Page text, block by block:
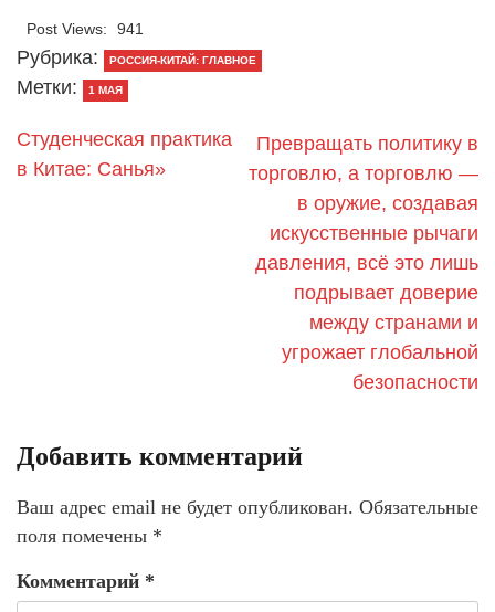
Post Views: 941
Рубрика: РОССИЯ-КИТАЙ: ГЛАВНОЕ
Метки: 1 МАЯ
Студенческая практика
в Китае: Санья»
​​Превращать политику в
торговлю, а торговлю —
в оружие, создавая
искусственные рычаги
давления, всё это лишь
подрывает доверие
между странами и
угрожает глобальной
безопасности
Добавить комментарий
Ваш адрес email не будет опубликован. Обязательные
поля помечены *
Комментарий *